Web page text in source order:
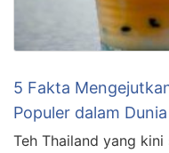
5 Fakta
Populer dalam
Teh Thailand yang